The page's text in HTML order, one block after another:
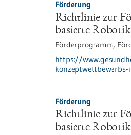
Förderung
Richtlinie zur
basierte
Förderprogramm,
https://
Förderung
Richtlinie zur
basierte